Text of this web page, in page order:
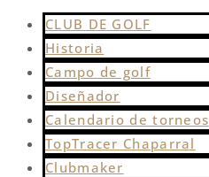
CLUB DE GOLF
Historia
Campo de golf
Diseñador
Calendario de torneos
TopTracer Chaparral
Clubmaker